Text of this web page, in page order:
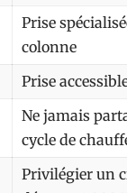
Prise
colonne
Prise
Ne jamais
cycle de
Privilégier un